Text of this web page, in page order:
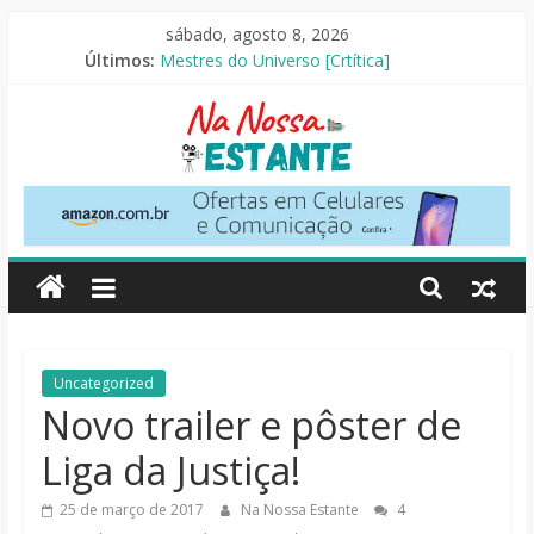
sábado, agosto 8, 2026
Últimos: Mestres do Universo [Crtítica]
Seus Amigos e Vizinhos [Crítica]
O Pistoleiro [Resenha Literária]
As Ovelhas Detetives [Crítica]
Na
Nossa
Estante
Críticas
livros,
filmes,
séries
Uncategorized
Novo trailer e pôster de
Liga da Justiça!
25 de março de 2017 Na Nossa Estante
4